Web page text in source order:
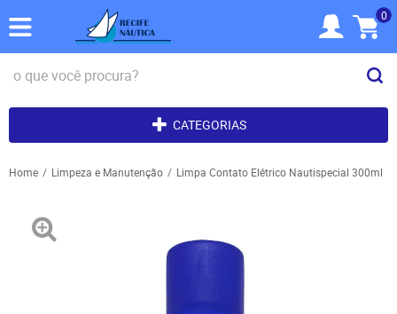
0
CATEGORIAS
Home Limpeza e Manutenção Limpa Contato Elétrico Nautispecial 300ml